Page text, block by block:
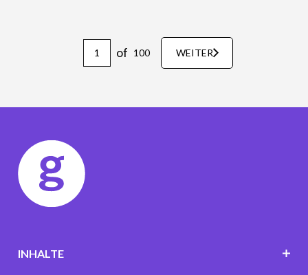
of 100 WEITER
INHALTE